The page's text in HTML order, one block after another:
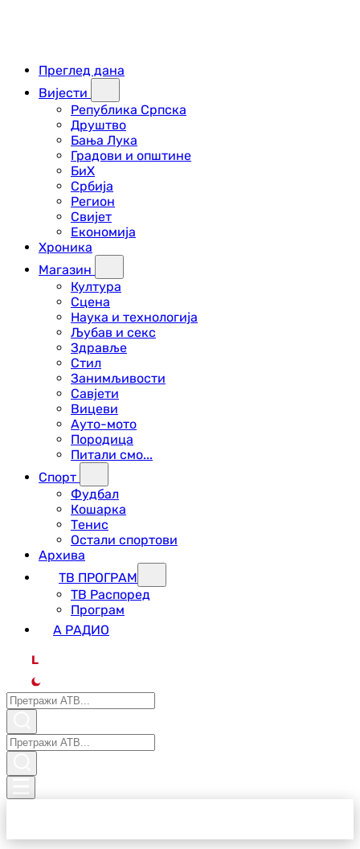
Преглед дана
Вијести
Република Српска
Друштво
Бања Лука
Градови и општине
БиХ
Србија
Регион
Свијет
Економија
Хроника
Магазин
Култура
Сцена
Наука и технологија
Љубав и секс
Здравље
Стил
Занимљивости
Савјети
Вицеви
Ауто-мото
Породица
Питали смо...
Спорт
Фудбал
Кошарка
Тенис
Остали спортови
Архива
ТВ ПРОГРАМ
ТВ Распоред
Програм
А РАДИО
L